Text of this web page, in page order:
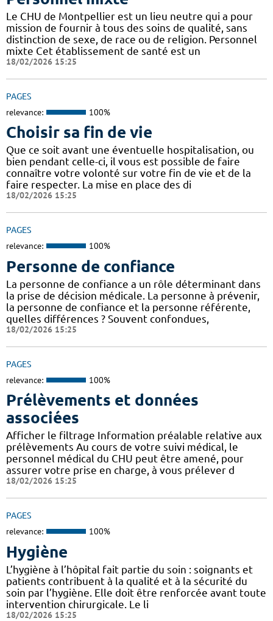
Le CHU de Montpellier est un lieu neutre qui a pour
mission de fournir à tous des soins de qualité, sans
distinction de sexe, de race ou de religion. Personnel
mixte Cet établissement de santé est un
18/02/2026 15:25
PAGES
relevance: 100%
Choisir sa fin de vie
Que ce soit avant une éventuelle hospitalisation, ou
bien pendant celle-ci, il vous est possible de faire
connaître votre volonté sur votre fin de vie et de la
faire respecter. La mise en place des di
18/02/2026 15:25
PAGES
relevance: 100%
Personne de confiance
La personne de confiance a un rôle déterminant dans
la prise de décision médicale. La personne à prévenir,
la personne de confiance et la personne référente,
quelles différences ? Souvent confondues,
18/02/2026 15:25
PAGES
relevance: 100%
Prélèvements et données
associées
Afficher le filtrage Information préalable relative aux
prélèvements Au cours de votre suivi médical, le
personnel médical du CHU peut être amené, pour
assurer votre prise en charge, à vous prélever d
18/02/2026 15:25
PAGES
relevance: 100%
Hygiène
L’hygiène à l’hôpital fait partie du soin : soignants et
patients contribuent à la qualité et à la sécurité du
soin par l’hygiène. Elle doit être renforcée avant toute
intervention chirurgicale. Le li
18/02/2026 15:25